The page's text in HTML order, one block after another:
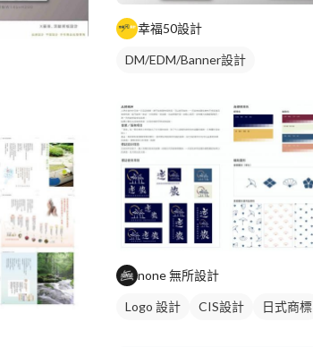
幸福50設計
DM/EDM/Banner設計
none 無所設計
Logo 設計 CIS設計 日式商標